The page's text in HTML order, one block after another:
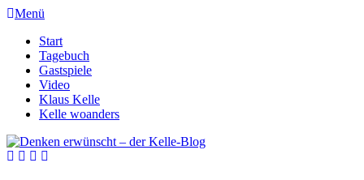
Menü
Start
Tagebuch
Gastspiele
Video
Klaus Kelle
Kelle woanders